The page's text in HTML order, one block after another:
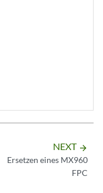
NEXT arrow_forward
Ersetzen eines MX960
FPC